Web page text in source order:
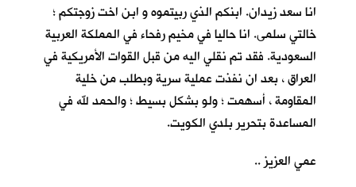
انا سعد زيدان. ابنكم الذي ربيتموه و ابن اخت زوجتكم ؛
خالتي سلمى. انا حاليا في مخيم رفحاء في المملكة العربية
السعودية. فقد تم نقلي اليه من قبل القوات الأمريكية في
العراق ، بعد ان نفذت عملية سرية وبطلب من خلية
المقاومة ، أسهمت ؛ ولو بشكل بسيط ؛ والحمد لله في
المساعدة بتحرير بلدي الكويت.
عمي العزيز ..